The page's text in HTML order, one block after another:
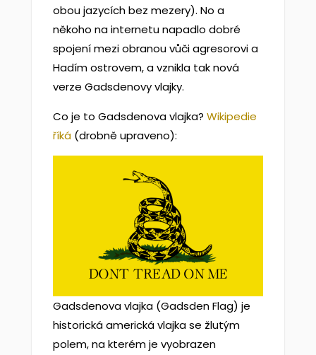
obou jazycích bez mezery). No a
někoho na internetu napadlo dobré
spojení mezi obranou vůči agresorovi a
Hadím ostrovem, a vznikla tak nová
verze Gadsdenovy vlajky.
Co je to Gadsdenova vlajka? Wikipedie
říká(drobně upraveno):
Gadsdenova vlajka (Gadsden Flag) je
historická americká vlajka se žlutým
polem, na kterém je vyobrazen